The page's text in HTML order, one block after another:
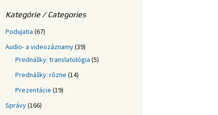
Kategórie / Categories
Podujatia (67)
Audio- a videozáznamy(39)
Prednášky: translatológia (5)
Prednášky: rôzne (14)
Prezentácie (19)
Správy(166)